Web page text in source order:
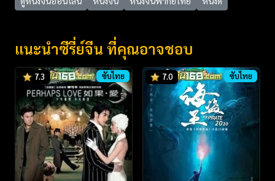
แนะนำซีรี่ย์จีน ที่คุณอาจชอบ
7.3 ซับไทย 7.0 ซับไทย